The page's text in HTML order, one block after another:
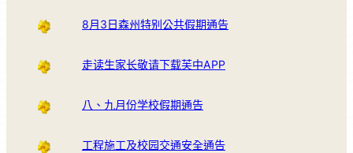
8月3日森州特别公共假期通告
走读生家长敬请下载芙中APP
八、九月份学校假期通告
工程施工及校园交通安全通告